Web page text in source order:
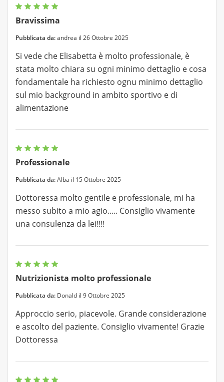
Bravissima
Pubblicata da:andrea il 26 Ottobre 2025
Si vede che Elisabetta è molto professionale, è
stata molto chiara su ogni minimo dettaglio e cosa
fondamentale ha richiesto ognu minimo dettaglio
sul mio background in ambito sportivo e di
alimentazione
Professionale
Pubblicata da:Alba il 15 Ottobre 2025
Dottoressa molto gentile e professionale, mi ha
messo subito a mio agio..... Consiglio vivamente
una consulenza da lei!!!!
Nutrizionista molto professionale
Pubblicata da: Donald il 9 Ottobre 2025
Approccio serio, piacevole. Grande considerazione
e ascolto del paziente. Consiglio vivamente! Grazie
Dottoressa